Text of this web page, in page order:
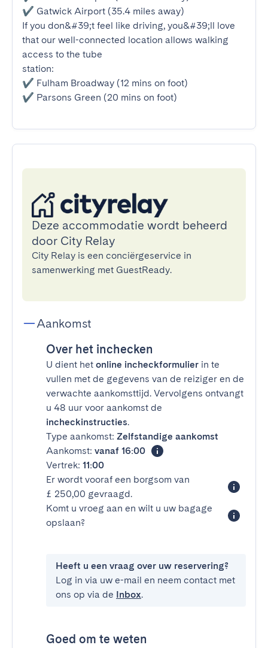
✔ Gatwick Airport (35.4 miles away)
If you don&#39;t feel like driving, you&#39;ll love
that our well-connected location allows walking
access to the tube
station:
✔ Fulham Broadway (12 mins on foot)
✔ Parsons Green (20 mins on foot)
Deze accommodatie wordt beheerd
door City Relay
City Relay is een conciërgeservice in
samenwerking met GuestReady.
Aankomst
Over het inchecken
U dient het online incheckformulier in te
vullen met de gegevens van de reiziger en de
verwachte aankomsttijd. Vervolgens ontvangt
u 48 uur voor aankomst de
incheckinstructies.
Type aankomst: Zelfstandige aankomst
Aankomst: vanaf 16:00
Vertrek: 11:00
Er wordt vooraf een borgsom van
£ 250,00 gevraagd.
Komt u vroeg aan en wilt u uw bagage
opslaan?
Heeft u een vraag over uw reservering?
Log in via uw e-mail en neem contact met
ons op via de Inbox.
Goed om te weten